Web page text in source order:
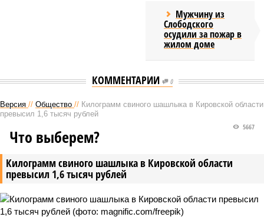
Мужчину из
Слободского
осудили за пожар в
жилом доме
КОММЕНТАРИИ 0
Версия // Общество // Килограмм свиного шашлыка в Кировской области
превысил 1,6 тысяч рублей
Килограмм свиного шашлыка в Кировской области
превысил 1,6 тысяч рублей
5667
Что выберем?